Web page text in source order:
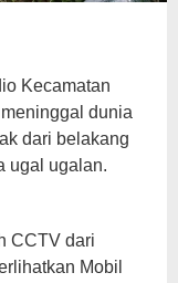
Kecamatan
dunia
dari belakang
ugal ugalan.
CCTV dari
Mobil